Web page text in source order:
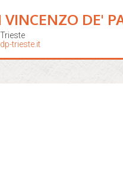
VINCENZO DE'
trieste.it